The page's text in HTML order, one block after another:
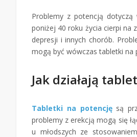
Problemy z potencją dotyczą
poniżej 40 roku życia cierpi na
depresji i innych chorób.
mogą być wówczas tabletki na
Jak działają
Tabletki na potencjęsą
problemy z erekcją mogą się
u młodszych ze